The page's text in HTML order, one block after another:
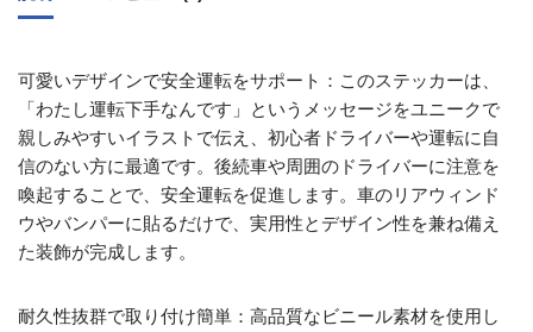
可愛いデザインで安全運転をサポート：このステッカーは、
「わたし運転下手なんです」というメッセージをユニークで
親しみやすいイラストで伝え、初心者ドライバーや運転に自
信のない方に最適です。後続車や周囲のドライバーに注意を
喚起することで、安全運転を促進します。車のリアウィンド
ウやバンパーに貼るだけで、実用性とデザイン性を兼ね備え
た装飾が完成します。
耐久性抜群で取り付け簡単：高品質なビニール素材を使用し